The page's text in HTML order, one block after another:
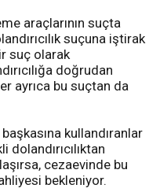
araçlarının suçta
suçuna iştirak
suç olarak
doğrudan
ayrıca bu suçtan da
başkasına kullandıranlar
cezaevinde bu
bekleniyor.